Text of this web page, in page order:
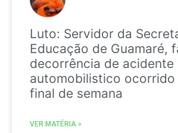
Luto: Servidor da
Educação de Guamaré,
decorrência de acidente
automobilistico ocorrido
final de semana
VER MATÉRIA »